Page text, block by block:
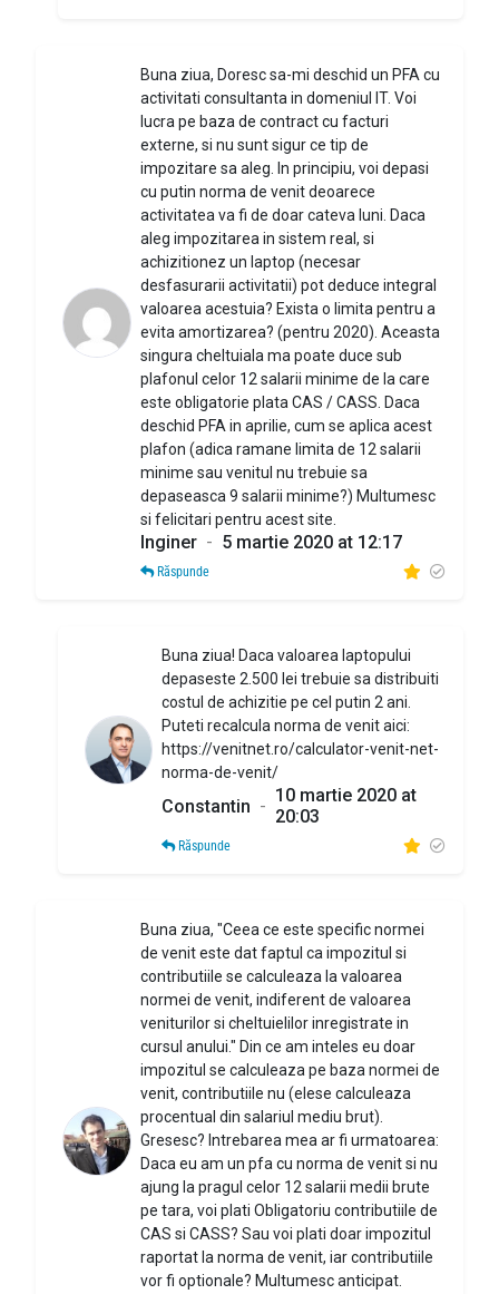
Buna ziua, Doresc sa-mi deschid un PFA cu
activitati consultanta in domeniul IT. Voi
lucra pe baza de contract cu facturi
externe, si nu sunt sigur ce tip de
impozitare sa aleg. In principiu, voi depasi
cu putin norma de venit deoarece
activitatea va fi de doar cateva luni. Daca
aleg impozitarea in sistem real, si
achizitionez un laptop (necesar
desfasurarii activitatii) pot deduce integral
valoarea acestuia? Exista o limita pentru a
evita amortizarea? (pentru 2020). Aceasta
singura cheltuiala ma poate duce sub
plafonul celor 12 salarii minime de la care
este obligatorie plata CAS / CASS. Daca
deschid PFA in aprilie, cum se aplica acest
plafon (adica ramane limita de 12 salarii
minime sau venitul nu trebuie sa
depaseasca 9 salarii minime?) Multumesc
si felicitari pentru acest site.
Inginer - 5 martie 2020 at 12:17
Răspunde
Buna ziua! Daca valoarea laptopului
depaseste 2.500 lei trebuie sa distribuiti
costul de achizitie pe cel putin 2 ani.
Puteti recalcula norma de venit aici:
https://venitnet.ro/calculator-venit-net-
norma-de-venit/
Constantin - 10 martie 2020 at
20:03
Răspunde
Buna ziua, "Ceea ce este specific normei
de venit este dat faptul ca impozitul si
contributiile se calculeaza la valoarea
normei de venit, indiferent de valoarea
veniturilor si cheltuielilor inregistrate in
cursul anului." Din ce am inteles eu doar
impozitul se calculeaza pe baza normei de
venit, contributiile nu (elese calculeaza
procentual din salariul mediu brut).
Gresesc? Intrebarea mea ar fi urmatoarea:
Daca eu am un pfa cu norma de venit si nu
ajung la pragul celor 12 salarii medii brute
pe tara, voi plati Obligatoriu contributiile de
CAS si CASS? Sau voi plati doar impozitul
raportat la norma de venit, iar contributiile
vor fi optionale? Multumesc anticipat.